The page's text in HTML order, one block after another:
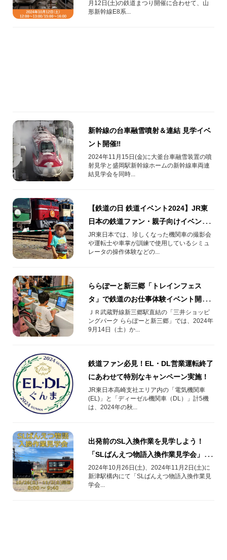
月12日(土)の鉄道まつり開催に合わせて、山
形新幹線E8系...
新幹線の台車融雪噴射＆連結 見学イベ
ント開催‼
2024年11月15日(金)に大釜台車融雪装置の噴
射見学と盛岡駅新幹線ホームの新幹線車両連
結見学会を同時...
【鉄道の日 鉄道イベント2024】JR東
日本の鉄道ファン・親子向けイベント
まとめ(10/23更新)
JR東日本では、珍しくなった機関車の撮影会
や運転士や車掌が訓練で使用しているシミュ
レータの操作体験などの...
ららぽーと新三郷「トレインフェス
タ」で鉄道のお仕事体験イベント開
催！
ＪＲ武蔵野線新三郷駅直結の「三井ショッピ
ングパーク ららぽーと新三郷」では、2024年
9月14日（土）か...
鉄道ファン必見！EL・DL営業運転終了
にあわせて特別なキャンペーン実施！
JR東日本高崎支社エリア内の「電気機関車
(EL)」と「ディーゼル機関車（DL）」計5機
は、2024年の秋...
出発前のSL入換作業を見学しよう！
「SLばんえつ物語入換作業見学会」を
開催！
2024年10月26日(土)、2024年11月2日(土)に
新津駅構内にて「SLばんえつ物語入換作業見
学会...